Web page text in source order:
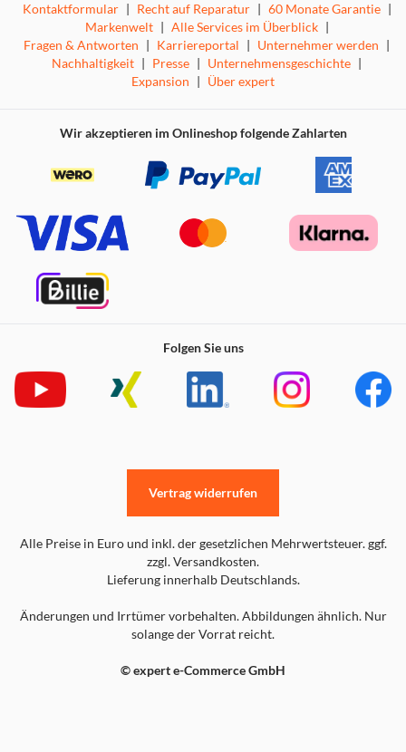
Kontaktformular | Recht auf Reparatur | 60 Monate Garantie |
Markenwelt | Alle Services im Überblick |
Fragen & Antworten | Karriereportal | Unternehmer werden |
Nachhaltigkeit | Presse | Unternehmensgeschichte |
Expansion | Über expert
Wir akzeptieren im Onlineshop folgende Zahlarten
Folgen Sie uns
Alle Preise in Euro und inkl. der gesetzlichen Mehrwertsteuer. ggf.
zzgl. Versandkosten.
Lieferung innerhalb Deutschlands.
Änderungen und Irrtümer vorbehalten. Abbildungen ähnlich. Nur
solange der Vorrat reicht.
© expert e-Commerce GmbH
Vertrag widerrufen